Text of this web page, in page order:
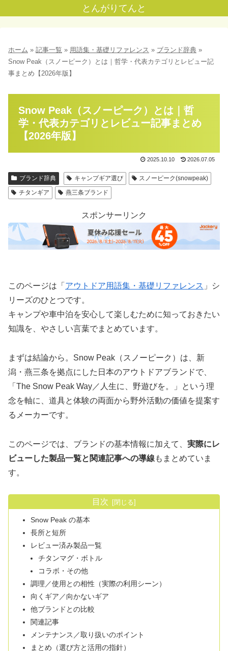
とんがりてんと
ホーム » 記事一覧 » 用語集・基礎リファレンス » ブランド辞典 »
Snow Peak（スノーピーク）とは｜哲学・代表カテゴリとレビュー記
事まとめ【2026年版】
Snow Peak（スノーピーク）とは｜哲
学・代表カテゴリとレビュー記事まとめ
【2026年版】
2025.10.10 2026.07.05
ブランド辞典 キャンプギア選び
スノーピーク(snowpeak)
チタンギア
燕三条ブランド
スポンサーリンク
このページは「 アウトドア用語集・基礎リファレンス 」シ
リーズのひとつです。
キャンプや車中泊を安心して楽しむために知っておきたい
知識を、やさしい言葉でまとめています。
まずは結論から。Snow Peak（スノーピーク）は、新
潟・燕三条を拠点にした日本のアウトドアブランドで、
「The Snow Peak Way／人生に、野遊びを。」という理
念を軸に、道具と体験の両面から野外活動の価値を提案す
るメーカーです。
このページでは、ブランドの基本情報に加えて、 実際にレ
ビューした製品一覧と関連記事への導線もまとめていま
す。
目次
Snow Peak の基本
長所と短所
レビュー済み製品一覧
チタンマグ・ボトル
コラボ・その他
調理／使用との相性（実際の利用シーン）
向くギア／向かないギア
他ブランドとの比較
関連記事
メンテナンス／取り扱いのポイント
まとめ（選び方と活用の指針）